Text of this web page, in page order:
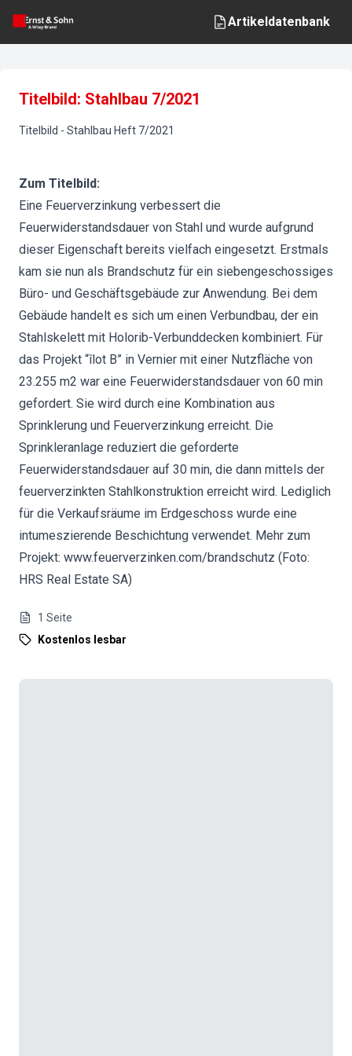
Artikeldatenbank
Titelbild: Stahlbau 7/2021
Titelbild - Stahlbau Heft 7/2021
Zum Titelbild:
Eine Feuerverzinkung verbessert die
Feuerwiderstandsdauer von Stahl und wurde aufgrund
dieser Eigenschaft bereits vielfach eingesetzt. Erstmals
kam sie nun als Brandschutz für ein siebengeschossiges
Büro- und Geschäftsgebäude zur Anwendung. Bei dem
Gebäude handelt es sich um einen Verbundbau, der ein
Stahlskelett mit Holorib-Verbunddecken kombiniert. Für
das Projekt “îlot B” in Vernier mit einer Nutzfläche von
23.255 m2 war eine Feuerwiderstandsdauer von 60 min
gefordert. Sie wird durch eine Kombination aus
Sprinklerung und Feuerverzinkung erreicht. Die
Sprinkleranlage reduziert die geforderte
Feuerwiderstandsdauer auf 30 min, die dann mittels der
feuerverzinkten Stahlkonstruktion erreicht wird. Lediglich
für die Verkaufsräume im Erdgeschoss wurde eine
intumeszierende Beschichtung verwendet. Mehr zum
Projekt: www.feuerverzinken.com/brandschutz (Foto:
HRS Real Estate SA)
1 Seite
Kostenlos lesbar